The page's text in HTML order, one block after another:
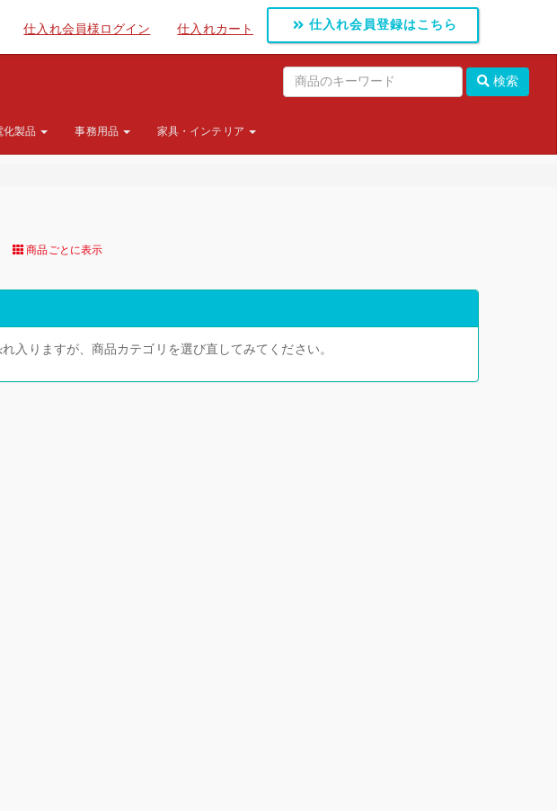
仕入れ会員様ログイン 仕入れカート 仕入れ会員登録はこちら
検索
化製品 事務用品 家具・インテリア
商品ごとに表示
入りますが、商品カテゴリを選び直してみてください。